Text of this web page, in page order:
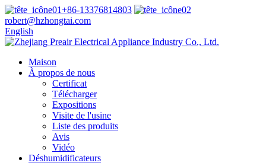
+86-13376814803
robert@hzhongtai.com
English
Maison
À propos de nous
Certificat
Télécharger
Expositions
Visite de l'usine
Liste des produits
Avis
Vidéo
Déshumidificateurs